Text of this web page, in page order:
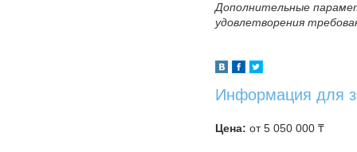
Дополнительные
удовлетворения
Информация для
Цена: от 5 050 000 ₸